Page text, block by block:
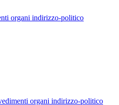
organi indirizzo-politico
organi indirizzo-politico